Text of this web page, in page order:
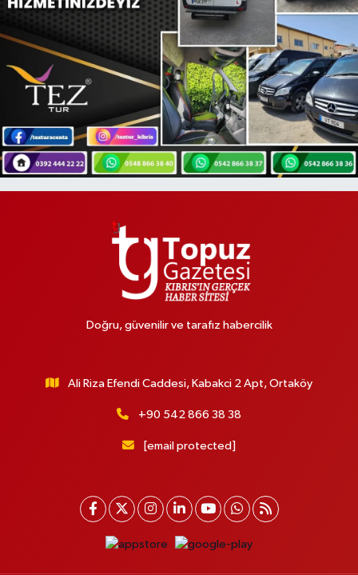
Doğru, güvenilir ve tarafız habercilik
Ali Riza Efendi Caddesi, Kabakci 2 Apt, Ortaköy
+90 542 866 38 38
[email protected]